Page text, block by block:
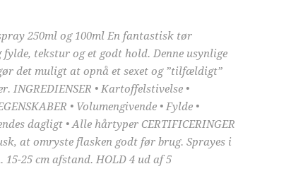
250ml og 100ml En fantastisk tør
tekstur og et godt hold. Denne usynlige
det muligt at opnå et sexet og ”tilfældigt”
INGREDIENSER • Kartoffelstivelse •
• Volumengivende • Fylde •
dagligt • Alle hårtyper CERTIFICERINGER
at omryste flasken godt før brug. Sprayes i
25 cm afstand. HOLD 4 ud af 5